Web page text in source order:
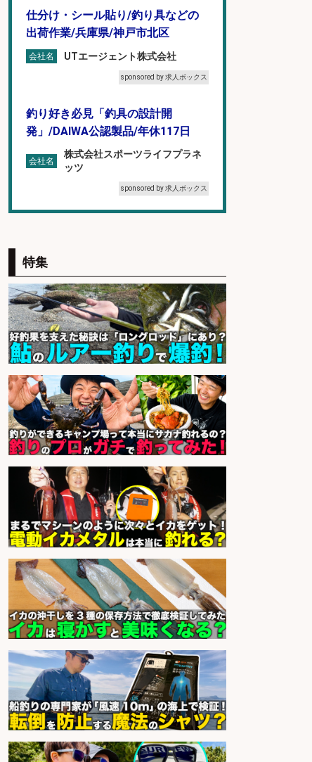
仕分け・シール貼り/釣り具などの
出荷作業/兵庫県/神戸市北区
会社名 UTエージェント株式会社
sponsored by 求人ボックス
釣り好き必見「釣具の設計開
発」/DAIWA公認製品/年休117日
会社名
株式会社スポーツライフプラネ
ッツ
sponsored by 求人ボックス
のピッキング作業など/残業少なめ/
日勤&土日休み/未経験OK!
会社名
UTエージェント株式会社 関西第
二CU
sponsored by 求人ボックス
おろし/新潟県/小千谷市
会社名 株式会社G&G
sponsored by 求人ボックス
販売スタッフ/「未経験歓迎」魚を
捌く作業なし!イオン食品売場スタッ
フ募集/東京都/目黒区
会社名 イオンスタイル碑文谷店
sponsored by 求人ボックス
精肉・青果・鮮魚販売/「志布志
市」「時給1,150円〜」志布志市内
でお魚のカットや商品の陳列スタッ
フ/車通勤OK×時間選べる×未経験歓
迎/鹿児島県/志布志市
会社名 株式会社ホットスタッフ鹿児島
sponsored by 求人ボックス
市」「時給1,150円〜」志布志駅か
特集